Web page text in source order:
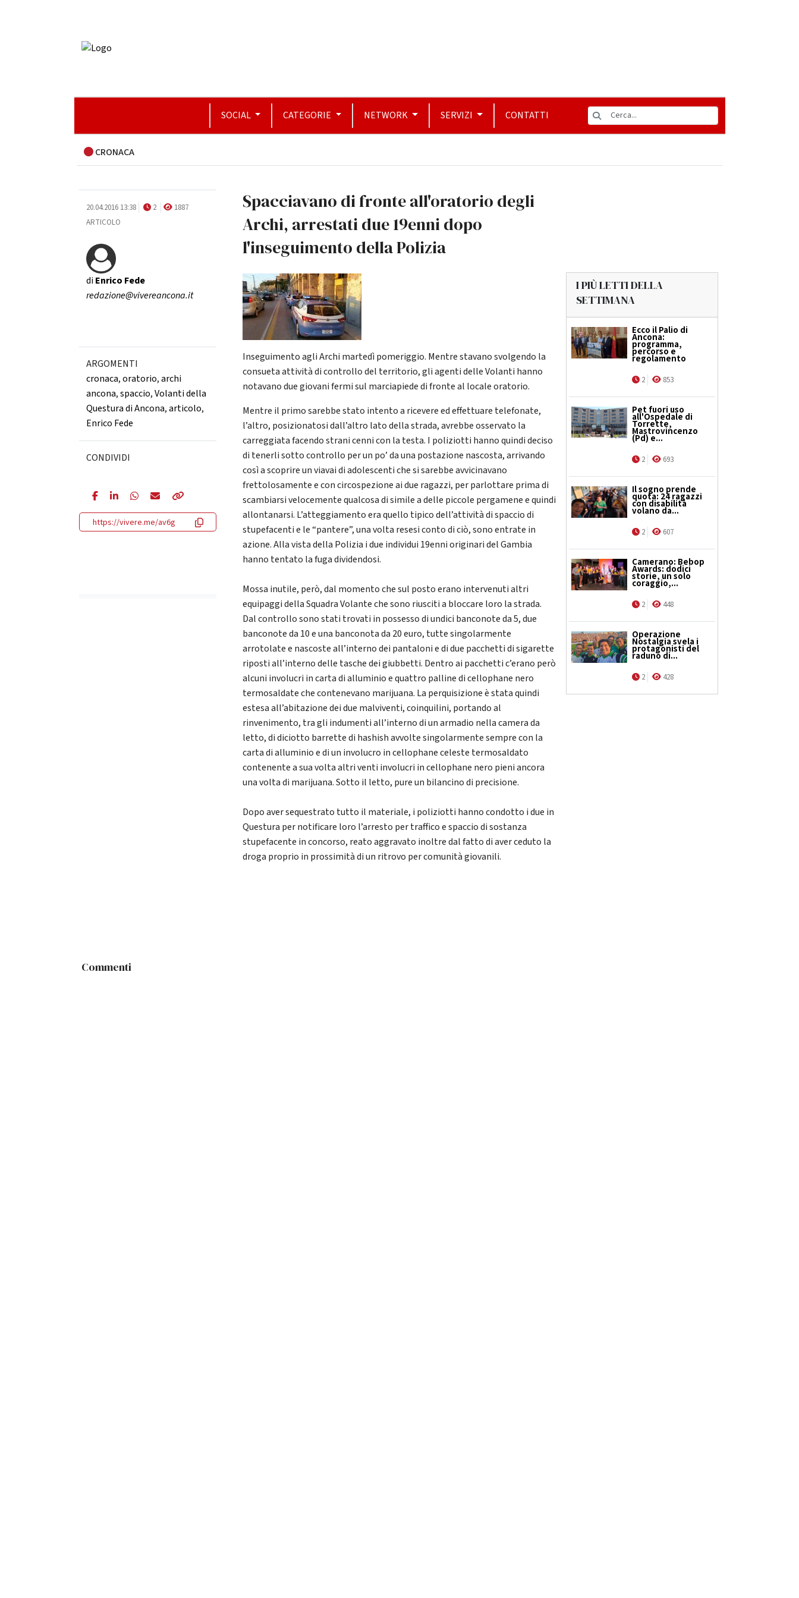
SOCIAL CATEGORIE NETWORK SERVIZI CONTATTI
CRONACA
20.04.2016 13:38 2
1887
ARTICOLO
diEnrico Fede
redazione@vivereancona.it
ARGOMENTI
cronaca,oratorio,archi
ancona,spaccio,Volanti della
Questura di Ancona,articolo,
Enrico Fede
CONDIVIDI
https://vivere.me/av6g
Spacciavano di fronte all'oratorio degli
Archi, arrestati due 19enni dopo
l'inseguimento della Polizia
Inseguimento agli Archi martedì pomeriggio. Mentre stavano svolgendo la
consueta attività di controllo del territorio, gli agenti delle Volanti hanno
notavano due giovani fermi sul marciapiede di fronte al locale oratorio.
Mentre il primo sarebbe stato intento a ricevere ed effettuare telefonate,
l’altro, posizionatosi dall’altro lato della strada, avrebbe osservato la
carreggiata facendo strani cenni con la testa. I poliziotti hanno quindi deciso
di tenerli sotto controllo per un po’ da una postazione nascosta, arrivando
così a scoprire un viavai di adolescenti che si sarebbe avvicinavano
frettolosamente e con circospezione ai due ragazzi, per parlottare prima di
scambiarsi velocemente qualcosa di simile a delle piccole pergamene e quindi
allontanarsi. L’atteggiamento era quello tipico dell’attività di spaccio di
stupefacenti e le “pantere”, una volta resesi conto di ciò, sono entrate in
azione. Alla vista della Polizia i due individui 19enni originari del Gambia
hanno tentato la fuga dividendosi.
Mossa inutile, però, dal momento che sul posto erano intervenuti altri
equipaggi della Squadra Volante che sono riusciti a bloccare loro la strada.
Dal controllo sono stati trovati in possesso di undici banconote da 5, due
banconote da 10 e una banconota da 20 euro, tutte singolarmente
arrotolate e nascoste all’interno dei pantaloni e di due pacchetti di sigarette
riposti all’interno delle tasche dei giubbetti. Dentro ai pacchetti c’erano però
alcuni involucri in carta di alluminio e quattro palline di cellophane nero
termosaldate che contenevano marijuana. La perquisizione è stata quindi
estesa all’abitazione dei due malviventi, coinquilini, portando al
rinvenimento, tra gli indumenti all’interno di un armadio nella camera da
letto, di diciotto barrette di hashish avvolte singolarmente sempre con la
carta di alluminio e di un involucro in cellophane celeste termosaldato
contenente a sua volta altri venti involucri in cellophane nero pieni ancora
una volta di marijuana. Sotto il letto, pure un bilancino di precisione.
Dopo aver sequestrato tutto il materiale, i poliziotti hanno condotto i due in
Questura per notificare loro l’arresto per traffico e spaccio di sostanza
stupefacente in concorso, reato aggravato inoltre dal fatto di aver ceduto la
droga proprio in prossimità di un ritrovo per comunità giovanili.
I PIÙ LETTI DELLA
SETTIMANA
Ecco il Palio di
Ancona:
programma,
percorso e
regolamento
2 853
Pet fuori uso
all'Ospedale di
Torrette,
Mastrovincenzo
(Pd) e...
2 693
Il sogno prende
quota: 24 ragazzi
con disabilità
volano da...
2 607
Camerano: Bebop
Awards: dodici
storie, un solo
coraggio,...
2 448
Operazione
Nostalgia svela i
protagonisti del
raduno di...
2 428
Commenti